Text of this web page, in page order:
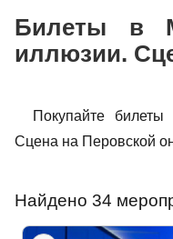
Билеты в
иллюзии.
Покупайте
Сцена на Перовской
Найдено 34